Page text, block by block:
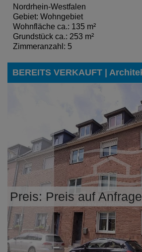
Nordrhein-Westfalen
Gebiet: Wohngebiet
Wohnfläche ca.: 135 m²
Grundstück ca.: 253 m²
Zimmeranzahl: 5
Preis: Preis auf Anfrage